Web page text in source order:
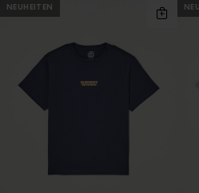
NEUHEITEN